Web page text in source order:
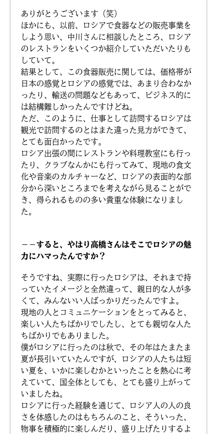
ありがとうございます（笑）
ほかにも、以前、ロシアで食器などの販売事業を
しよう思い、中川さんに相談したところ、ロシア
のレストランをいくつか紹介していただいたりも
していて。
結果として、この食器販売に関しては、価格帯が
日本の感覚とロシアの感覚では、あまり合わなか
ったり、輸送の問題などもあって、ビジネス的に
は結構難しかったんですけどね。
ただ、このように、仕事として訪問するロシアは
観光で訪問するのとはまた違った見方ができて、
とても面白かったです。
ロシア出張の間にレストランや料理教室にも行っ
たり、クラブなんかにも行ってみて、現地の食文
化や音楽のカルチャーなど、ロシアの表面的な部
分から深いところまでを考えながら見ることがで
き、得られるものの多い貴重な体験になりまし
た。
－－すると、やはり高橋さんはそこでロシアの魅
力にハマったんですか？
そうですね、実際に行ったロシアは、それまで持
っていたイメージと全然違って、親日的な人が多
くて、みんないい人ばっかりだったんですよ。
現地の人とコミュニケーションをとってみると、
楽しい人たちばかりでしたし、とても親切な人た
ちばかりでもありました。
僕がロシアに行ったのは秋で、その年はたまたま
夏が長引いていたんですが、ロシアの人たちは短
い夏を、いかに楽しむかといったことを熱心に考
えていて、国全体としても、とても盛り上がって
いましたね。
ロシアに行った経験を通じて、ロシア人の人の良
さを体感したのはもちろんのこと、そういった、
物事を積極的に楽しんだり、盛り上げたりするよ